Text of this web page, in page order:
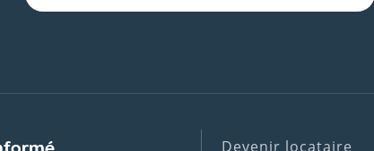
Devenir locataire